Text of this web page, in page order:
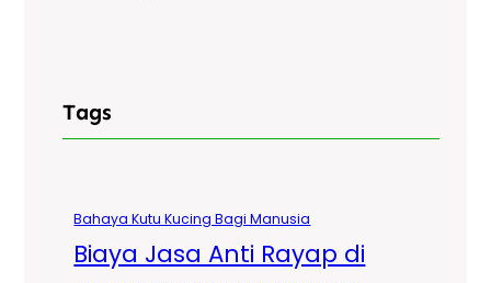
Tags
Bahaya Kutu Kucing Bagi Manusia
Biaya Jasa Anti Rayap di